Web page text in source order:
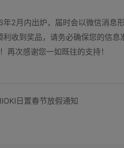
2月内出炉，届时会以微信消息
收到奖品，请务必确保您的信息
再次感谢您一如既往的支持！
日置春节放假通知